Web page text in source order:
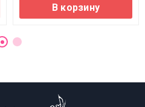
В корзину